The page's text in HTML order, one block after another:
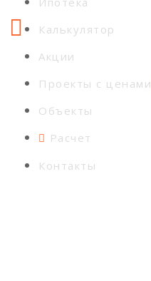
Калькулятор
Акции
Проекты с ценами
Объекты
Расчет
Контакты